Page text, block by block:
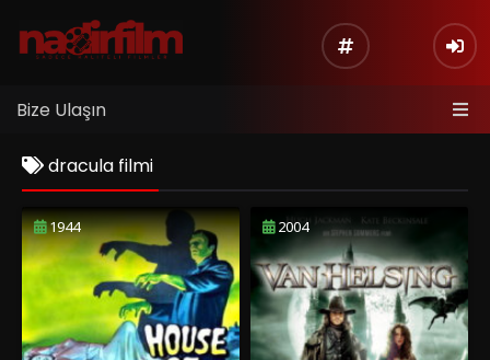
Bize Ulaşın
dracula filmi
1944 2004